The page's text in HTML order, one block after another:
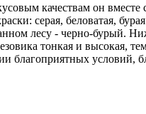
качествам он
серая, беловатая,
лесу - черно-бурый.
тонкая и высокая,
благоприятных условий,